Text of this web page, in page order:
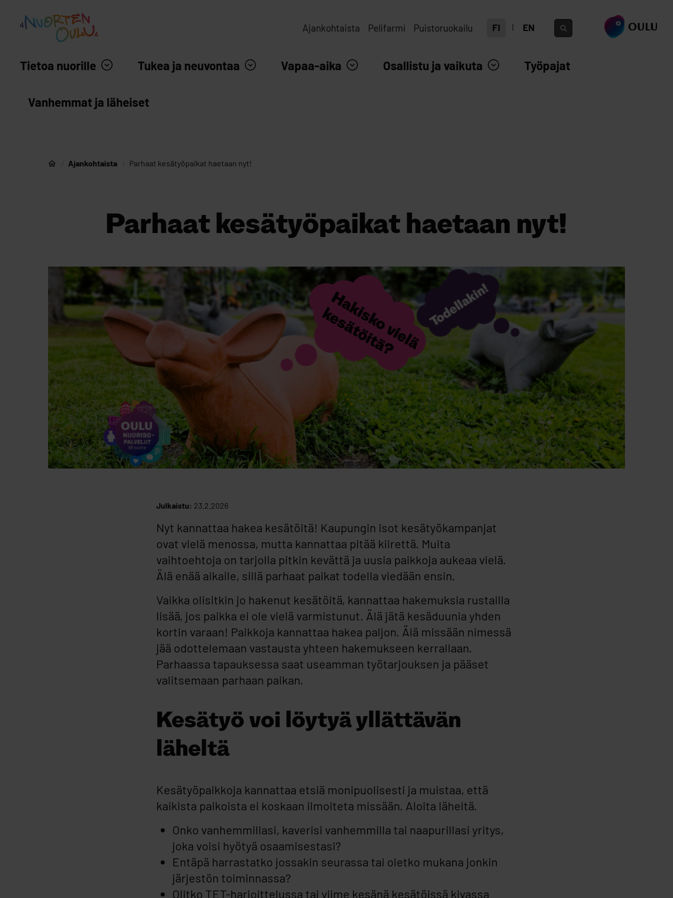
Nuortenoulu.fi etusivu
Ajankohtaista Pelifarmi Puistoruokailu FI EN
siirry ouka.fi
Tietoa nuorille Tukea ja neuvontaa Vapaa-aika Osallistu ja vaikuta Työpajat
Vanhemmat ja läheiset
Nuorten Oulu
Ajankohtaista Parhaat kesätyöpaikat haetaan nyt!
Parhaat kesätyöpaikat haetaan nyt!
Julkaistu: 23.2.2026
Nyt kannattaa hakea kesätöitä! Kaupungin isot kesätyökampanjat
ovat vielä menossa, mutta kannattaa pitää kiirettä. Muita
vaihtoehtoja on tarjolla pitkin kevättä ja uusia paikkoja aukeaa vielä.
Älä enää aikaile, sillä parhaat paikat todella viedään ensin.
Vaikka olisitkin jo hakenut kesätöitä, kannattaa hakemuksia rustailla
lisää, jos paikka ei ole vielä varmistunut. Älä jätä kesäduunia yhden
kortin varaan! Paikkoja kannattaa hakea paljon. Älä missään nimessä
jää odottelemaan vastausta yhteen hakemukseen kerrallaan.
Parhaassa tapauksessa saat useamman työtarjouksen ja pääset
valitsemaan parhaan paikan.
Kesätyö voi löytyä yllättävän
läheltä
Kesätyöpaikkoja kannattaa etsiä monipuolisesti ja muistaa, että
kaikista paikoista ei koskaan ilmoiteta missään. Aloita läheltä.
Onko vanhemmillasi, kaverisi vanhemmilla tai naapurillasi yritys,
joka voisi hyötyä osaamisestasi?
Entäpä harrastatko jossakin seurassa tai oletko mukana jonkin
järjestön toiminnassa?
Olitko TET-harjoittelussa tai viime kesänä kesätöissä kivassa